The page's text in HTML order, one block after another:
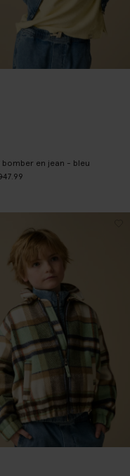
bomber en jean - bleu
47.99